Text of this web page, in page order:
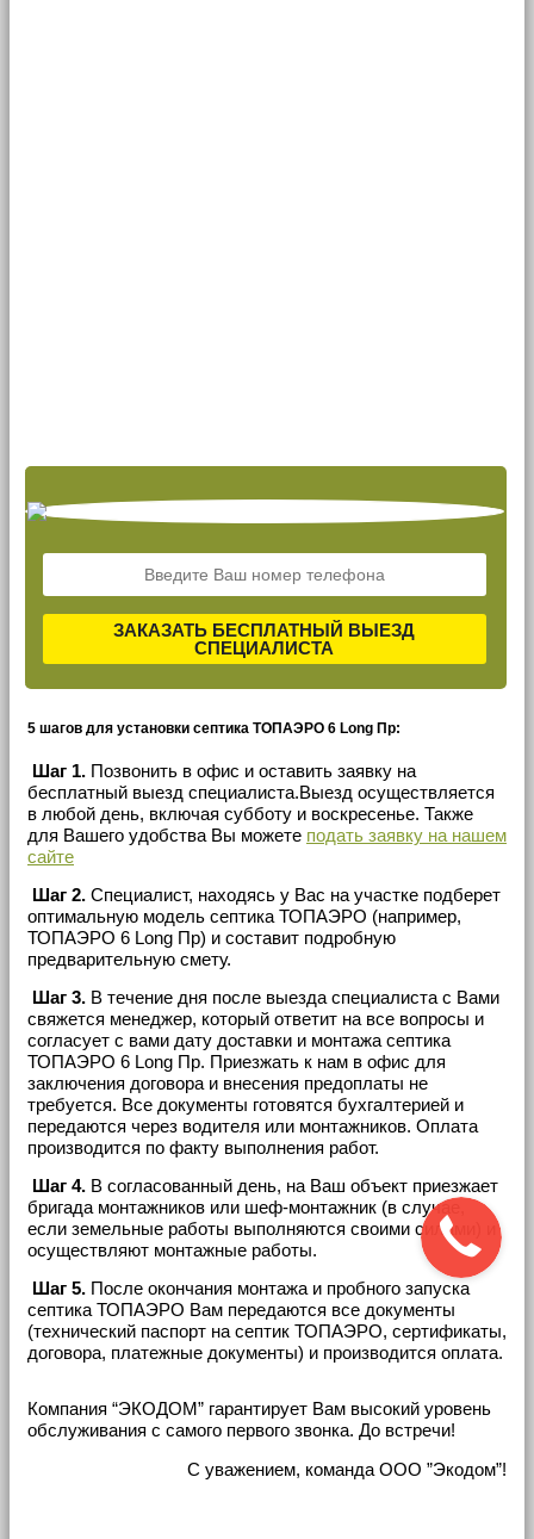
ЗАКАЗАТЬ БЕСПЛАТНЫЙ ВЫЕЗД
СПЕЦИАЛИСТА
5 шагов для установки септика ТОПАЭРО 6 Long Пр:
Шаг 1. Позвонить в офис и оставить заявку на
бесплатный выезд специалиста.Выезд осуществляется
в любой день, включая субботу и воскресенье. Также
для Вашего удобства Вы можете подать заявку на нашем
сайте
Шаг 2. Специалист, находясь у Вас на участке подберет
оптимальную модель септика ТОПАЭРО (например,
ТОПАЭРО 6 Long Пр) и составит подробную
предварительную смету.
Шаг 3. В течение дня после выезда специалиста с Вами
свяжется менеджер, который ответит на все вопросы и
согласует с вами дату доставки и монтажа септика
ТОПАЭРО 6 Long Пр. Приезжать к нам в офис для
заключения договора и внесения предоплаты не
требуется. Все документы готовятся бухгалтерией и
передаются через водителя или монтажников. Оплата
производится по факту выполнения работ.
Шаг 4. В согласованный день, на Ваш объект приезжает
бригада монтажников или шеф-монтажник (в случае,
если земельные работы выполняются своими силами) и
осуществляют монтажные работы.
Шаг 5. После окончания монтажа и пробного запуска
септика ТОПАЭРО Вам передаются все документы
(технический паспорт на септик ТОПАЭРО, сертификаты,
договора, платежные документы) и производится оплата.
Компания “ЭКОДОМ” гарантирует Вам высокий уровень
обслуживания с самого первого звонка. До встречи!
С уважением, команда ООО ”Экодом”!